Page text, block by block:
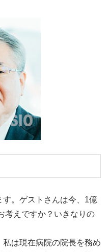
。ゲストさんは今、1億
考えですか？いきなりの
は現在病院の院長を務め